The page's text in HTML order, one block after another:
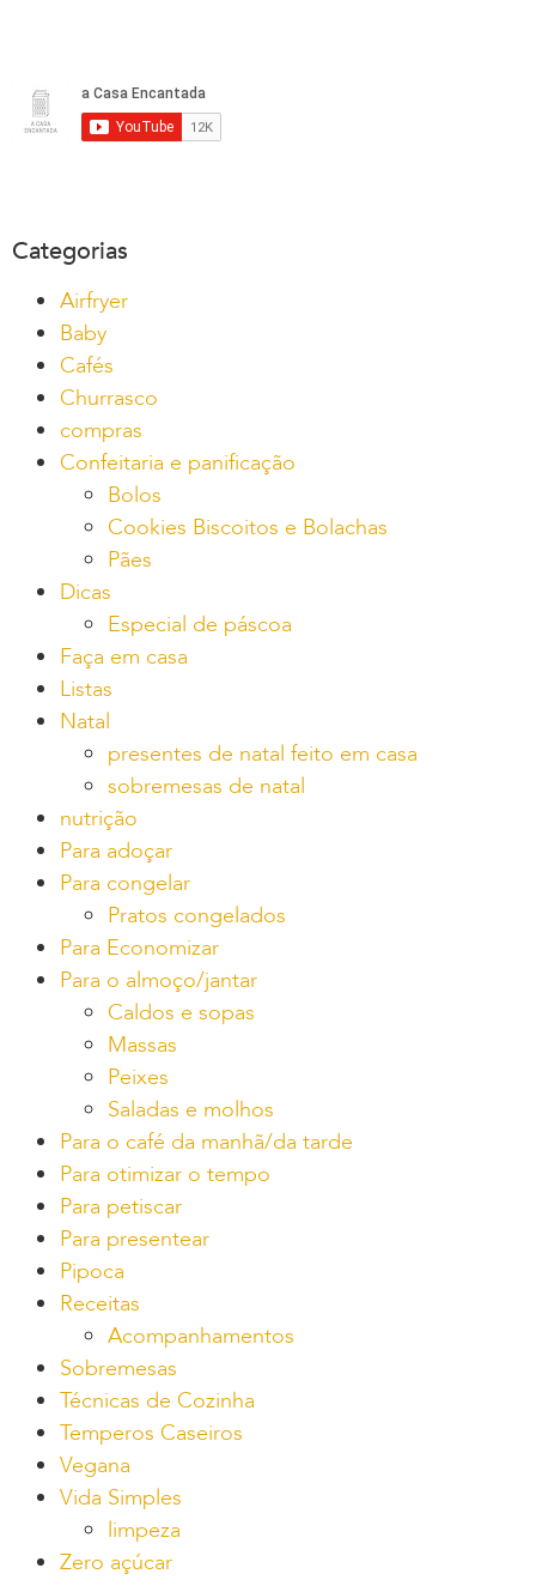
Categorias
Airfryer
Baby
Cafés
Churrasco
compras
Confeitaria e panificação
Bolos
Cookies Biscoitos e Bolachas
Pães
Dicas
Especial de páscoa
Faça em casa
Listas
Natal
presentes de natal feito em casa
sobremesas de natal
nutrição
Para adoçar
Para congelar
Pratos congelados
Para Economizar
Para o almoço/jantar
Caldos e sopas
Massas
Peixes
Saladas e molhos
Para o café da manhã/da tarde
Para otimizar o tempo
Para petiscar
Para presentear
Pipoca
Receitas
Acompanhamentos
Sobremesas
Técnicas de Cozinha
Temperos Caseiros
Vegana
Vida Simples
limpeza
Zero açúcar